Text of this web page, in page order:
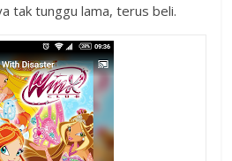
tak tunggu lama, terus beli.